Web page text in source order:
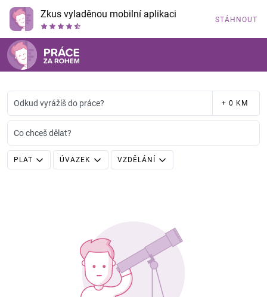
Zkus vyladěnou mobilní aplikaci STÁHNOUT
Odkud vyrážíš do práce? + 0 KM
Co chceš dělat?
PLAT ÚVAZEK VZDĚLÁNÍ